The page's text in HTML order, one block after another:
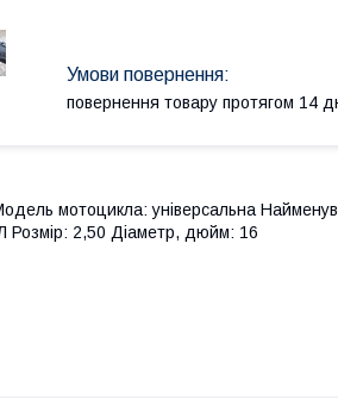
повернення товару протягом 14
мотоцикла: універсальна
Розмір: 2,50 Діаметр, дюйм: 16